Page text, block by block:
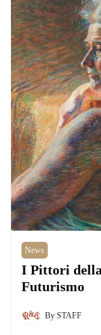
News
I Pittori
Futurismo
By STAFF